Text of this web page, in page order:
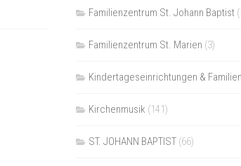
Familienzentrum St. Johann Baptist
Familienzentrum St. Marien (3)
Kindertageseinrichtungen &
Kirchenmusik (141)
ST. JOHANN BAPTIST(66)